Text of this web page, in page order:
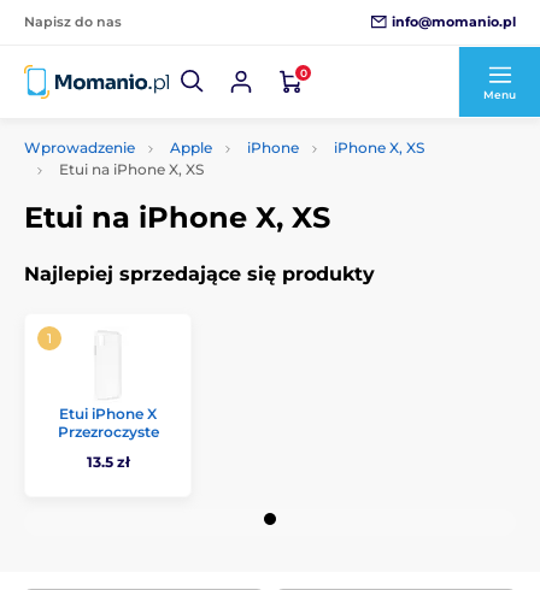
Napisz do nas info@momanio.pl
0
Menu
Wprowadzenie Apple iPhone
iPhone X, XS
Etui na iPhone X, XS
Etui na iPhone X, XS
Najlepiej sprzedające się produkty
Etui iPhone X
Przezroczyste
13.5 zł